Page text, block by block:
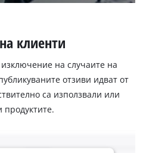
клиенти
на случаите на
отзиви идват от
са използвали или
продуктите.